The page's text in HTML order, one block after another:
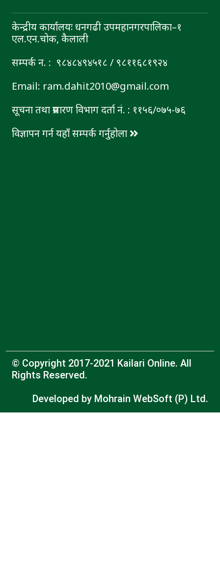
केन्द्रीय कार्यालयः धनगढी उपमहानगरपालिका–१
एल.एन.चोक, कैलाली
सम्पर्क न. : ९८४८४९४५१८ / ९८११६८१९२४
Email: ram.dahit2010@gmail.com
सूचना तथा प्रसारण विभाग दर्ता नं. : ११५६/०७५-७६
विज्ञापन गर्न यहाँ सम्पर्क गर्नुहोला
© Copyright 2017-2021 Kailari Online. All
Rights Reserved.
Developed by Mohrain WebSoft (P) Ltd.